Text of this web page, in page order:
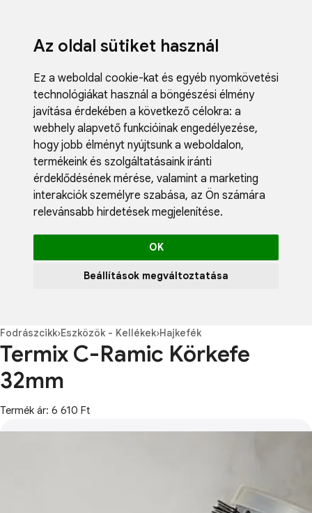
Az oldal sütiket használ
Ez a weboldal cookie-kat és egyéb nyomkövetési
technológiákat használ a böngészési élmény
javítása érdekében a következő célokra: a
webhely alapvető funkcióinak engedélyezése,
hogy jobb élményt nyújtsunk a weboldalon,
termékeink és szolgáltatásaink iránti
érdeklődésének mérése, valamint a marketing
interakciók személyre szabása, az Ön számára
relevánsabb hirdetések megjelenítése.
OK
Beállítások megváltoztatása
Blog
Fodrászcikk›Eszközök - Kellékek›Hajkefék
Termix C-Ramic Körkefe
32mm
Termék ár: 6 610 Ft